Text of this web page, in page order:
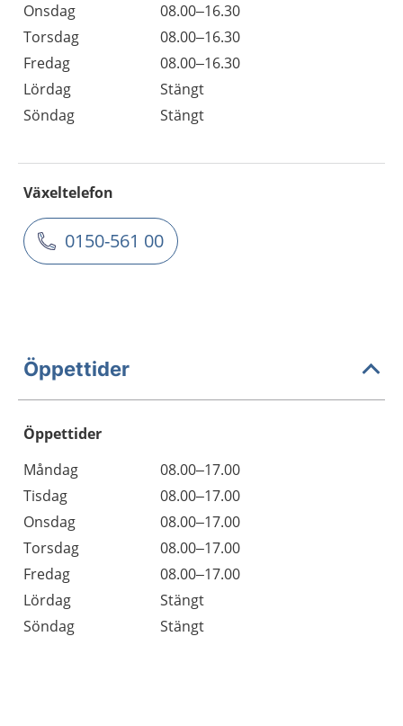
Onsdag
08.00–16.30
Torsdag
08.00–16.30
Fredag
08.00–16.30
Lördag
Stängt
Söndag
Stängt
Växeltelefon
0150-561 00
Öppettider
Öppettider
Dag
Öppettider
Kommentarer
Måndag
08.00–17.00
Tisdag
08.00–17.00
Onsdag
08.00–17.00
Torsdag
08.00–17.00
Fredag
08.00–17.00
Lördag
Stängt
Söndag
Stängt